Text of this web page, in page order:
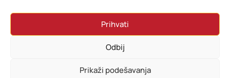
Prihvati
Odbij
Prikaži podešavanja